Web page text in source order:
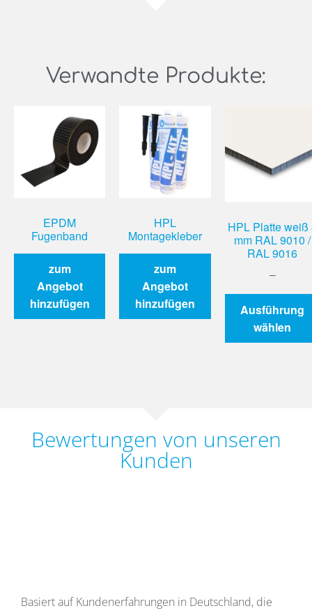
Verwandte Produkte:
EPDM
Fugenband
zum
Angebot
hinzufügen
HPL
Montagekleber
zum
Angebot
hinzufügen
HPL Platte weiß
mm RAL 9010 /
RAL 9016
–
Ausführung
wählen
Bewertungen von unseren
Kunden
Basiert auf Kundenerfahrungen in Deutschland, die